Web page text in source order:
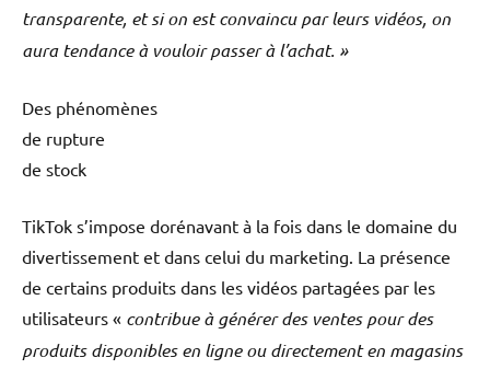
transparente, et si on est convaincu par leurs vidéos, on
aura tendance à vouloir passer à l’achat. »
Des phénomènes
de rupture
de stock
TikTok s’impose dorénavant à la fois dans le domaine du
divertissement et dans celui du marketing. La présence
de certains produits dans les vidéos partagées par les
utilisateurs « contribue à générer des ventes pour des
produits disponibles en ligne ou directement en magasins